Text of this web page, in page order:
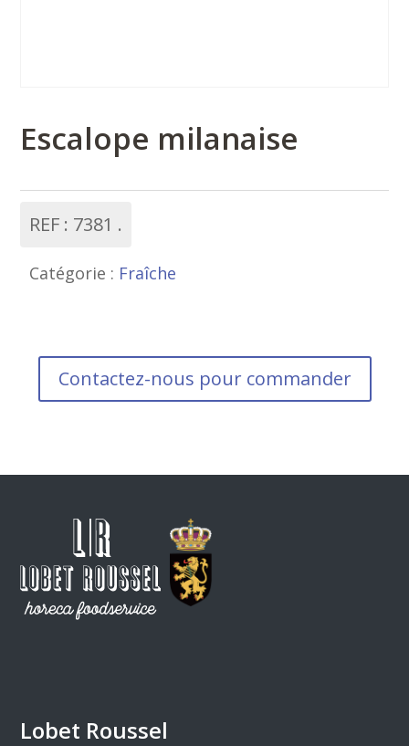
Escalope milanaise
REF : 7381
Catégorie : Fraîche
Contactez-nous pour commander
Lobet Roussel